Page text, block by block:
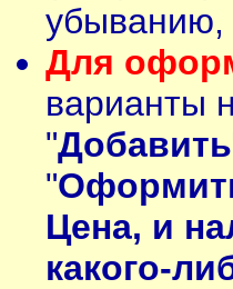
убыванию,
Для
варианты
"Добавить
"
Цена, и
какого-